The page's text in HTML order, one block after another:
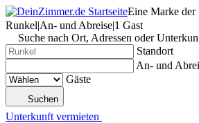
Eine Marke der
Runkel|An- und Abreise|1 Gast
Suche nach Ort, Adressen oder
Standort
An- und
Gäste
Suchen
Unterkunft vermieten